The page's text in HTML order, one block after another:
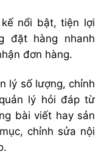
nổi bật, tiện lợi
đặt hàng nhanh
đơn hàng.
lý số lượng, chỉnh
lý hỏi đáp từ
bài viết hay sản
chỉnh sửa nội